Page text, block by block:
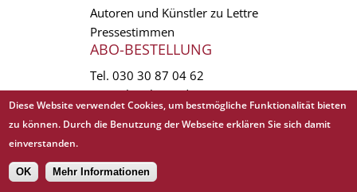
Autoren und Künstler zu Lettre
Pressestimmen
ABO-BESTELLUNG
Tel. 030 30 87 04 62
vertrieb(at)lettre.de
Copyright © 1988 - 2026 Lettre International. All rights reserved.
EXTRA
Sitemap 𝗳
Diese Website verwendet Cookies, um bestmögliche Funktionalität bieten
zu können. Durch die Benutzung der Webseite erklären Sie sich damit
einverstanden.
OK Mehr Informationen